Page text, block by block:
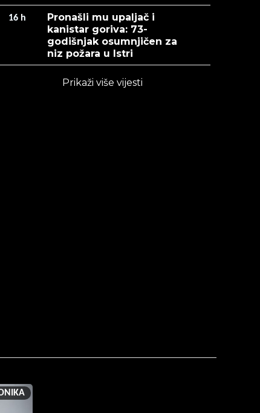
16 h
Pronašli mu upaljač i
kanistar goriva: 73-
godišnjak osumnjičen za
niz požara u Istri
Prikaži više vijesti